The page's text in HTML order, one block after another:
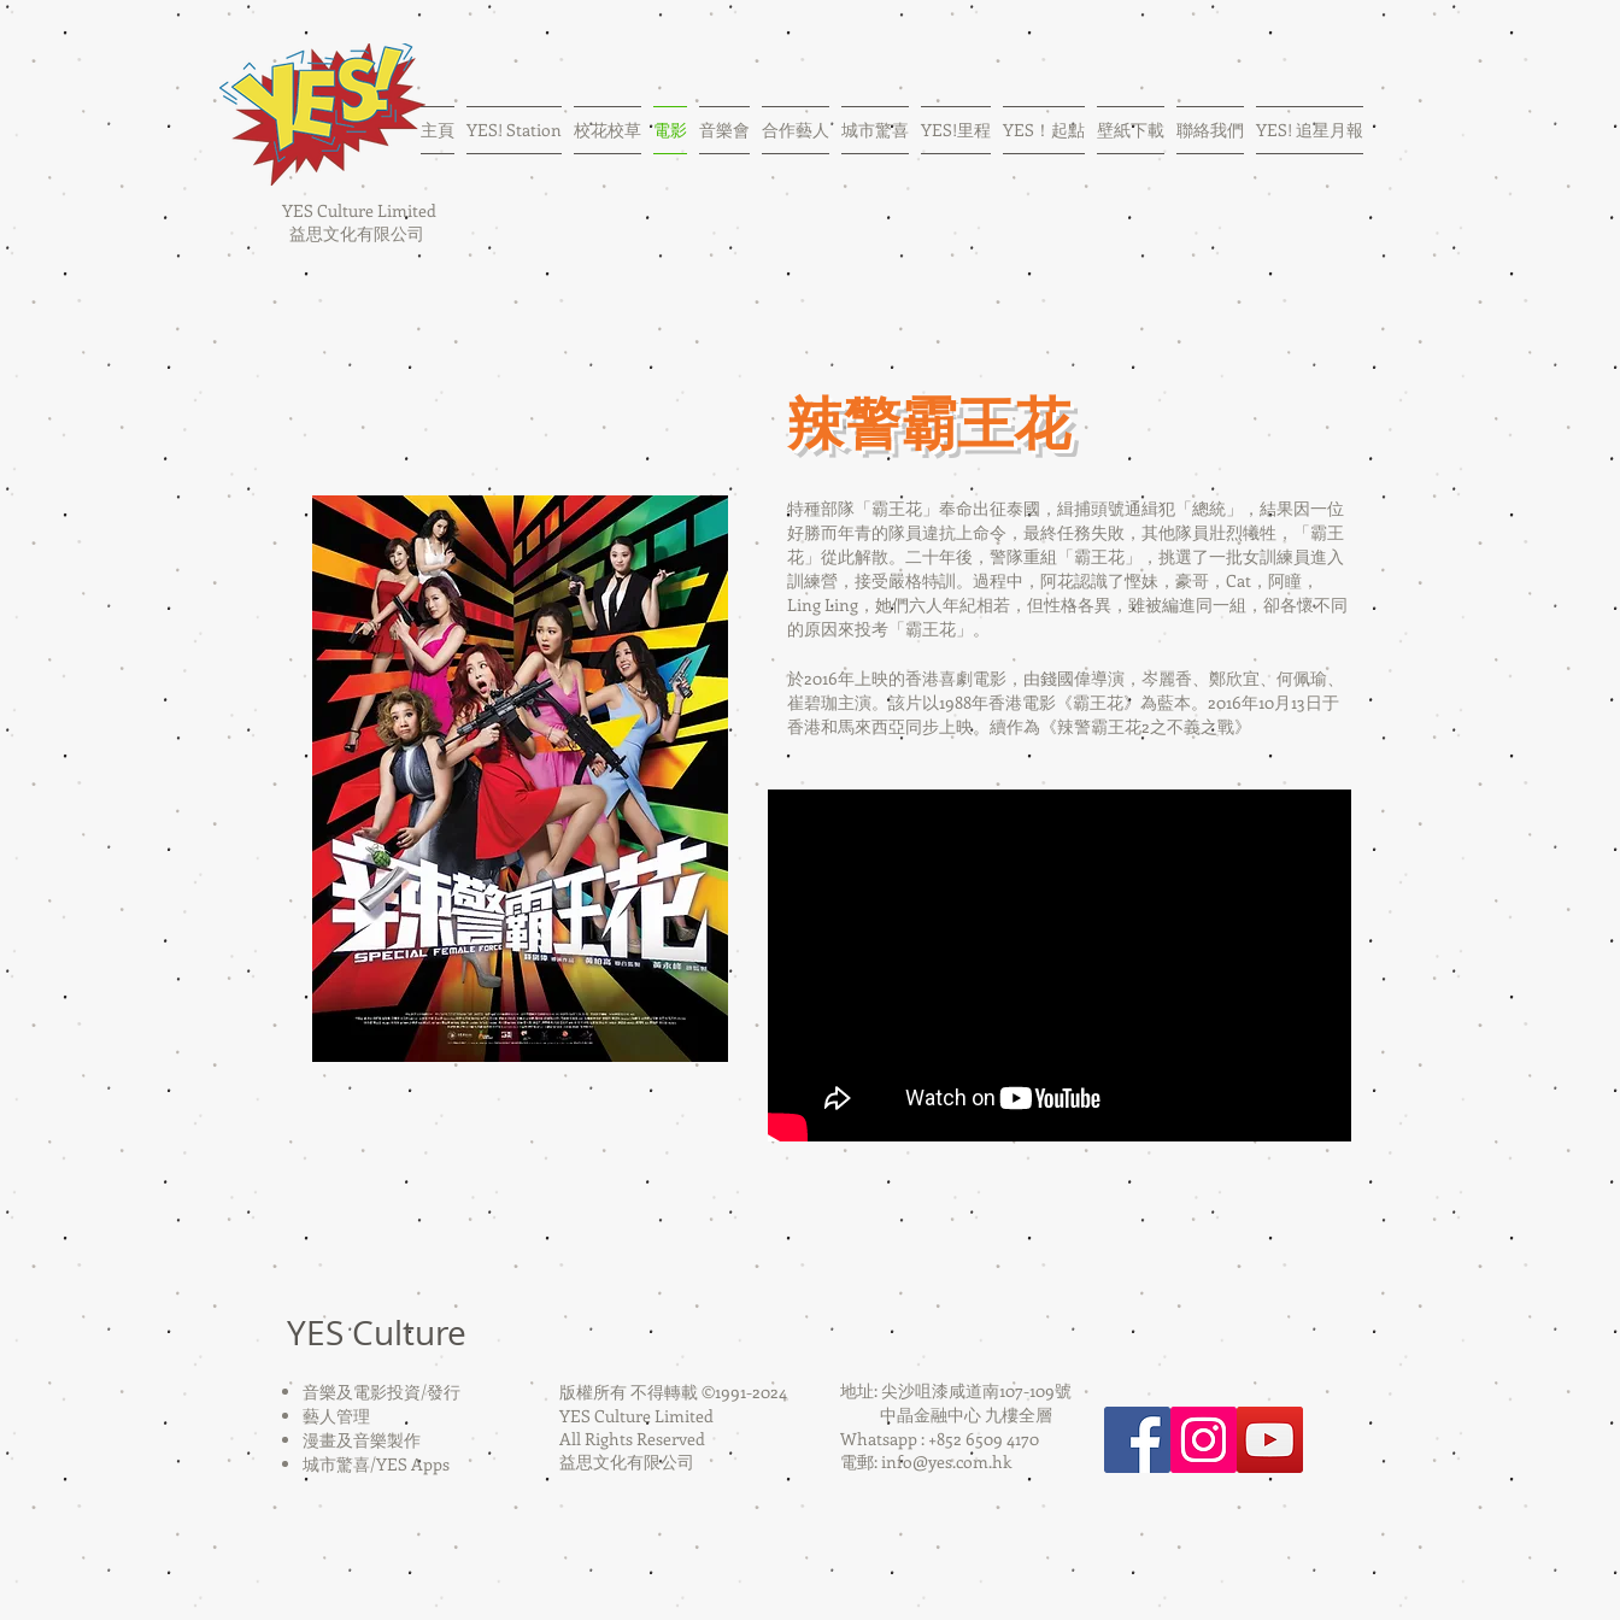
YES Culture Limited
益思文化有限公司
主頁 YES! Station 校花校草 電影 音樂會 合作藝人 城市驚喜 YES!里程 YES！起點 壁紙下載 聯絡我們 YES! 追星月報
辣警霸王花
特種部隊「霸王花」奉命出征泰國，緝捕頭號通緝犯「總統」，結果因一位
好勝而年青的隊員違抗上命令，最終任務失敗，其他隊員壯烈犧牲，「霸王
花」從此解散。二十年後，警隊重組「霸王花」，挑選了一批女訓練員進入
訓練營，接受嚴格特訓。過程中，阿花認識了慳妹，豪哥，Cat，阿瞳，
Ling Ling，她們六人年紀相若，但性格各異，雖被編進同一組，卻各懷不同
的原因來投考「霸王花」。
於2016年上映的香港喜劇電影，由錢國偉導演，岑麗香、鄭欣宜、何佩瑜、
崔碧珈主演。該片以1988年香港電影《霸王花》為藍本。2016年10月13日于
香港和馬來西亞同步上映。續作為《辣警霸王花2之不義之戰》​
YES Culture
音樂及電影投資/發行
藝人管理
漫畫及音樂製作
​城市驚喜/YES Apps
地址: 尖沙咀漆咸道南107-109號
中晶金融中心 九樓全層
Whatsapp : +852 6509 4170
電郵:info@yes.com.hk
版權所有 不得轉載 ©1991-2024
YES Culture Limited
All Rights Reserved
益思文化有限公司